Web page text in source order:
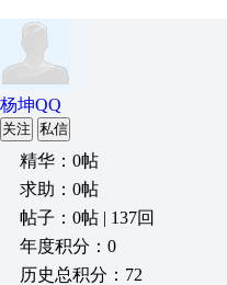
杨坤QQ
关注 私信
精华：0帖
求助：0帖
帖子：0帖 | 137回
年度积分：0
历史总积分：72